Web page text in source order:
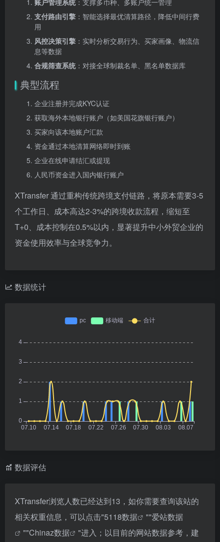
账户管理系统：支撑多币种、多账户统一管理
支付路由引擎 ：智能选择最优清算路径，降低中间行费
用
风控决策引擎 ：实时分析交易行为、买家画像、物流信
息等数据
合规筛查系统：对接全球制裁名单、黑名单数据库
典型流程
企业注册并完成KYC认证
获取海外本地银行账户（如美国花旗银行账户）
买家向该本地账户汇款
资金通过本地清算网络即时到账
企业在线申请结汇或提现
人民币资金进入国内银行账户
XTransfer 通过重构传统跨境支付链路，将原本需要3-5
个工作日、成本高达2-3%的跨境收款流程，缩短至
T+0、成本控制在0.5%以内，显著提升中小外贸企业的
资金使用效率与全球竞争力。
数据统计
数据评估
XTransfer浏览人数已经达到13，如你需要查询该站的
相关权重信息，可以点击"5118数据 ""爱站数据
""Chinaz数据
"进入；以目前的网站数据参考，建